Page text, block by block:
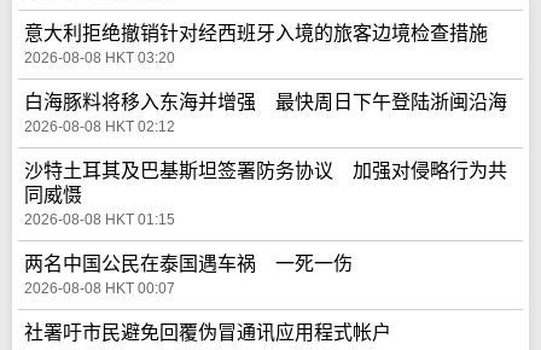
意大利拒绝撤销针对经西班牙入境的旅客边境检查措施
2026-08-08 HKT 03:20
白海豚料将移入东海并增强 最快周日下午登陆浙闽沿海
2026-08-08 HKT 02:12
沙特土耳其及巴基斯坦签署防务协议 加强对侵略行为共
同威慑
2026-08-08 HKT 01:15
两名中国公民在泰国遇车祸 一死一伤
2026-08-08 HKT 00:07
社署吁市民避免回覆伪冒通讯应用程式帐户